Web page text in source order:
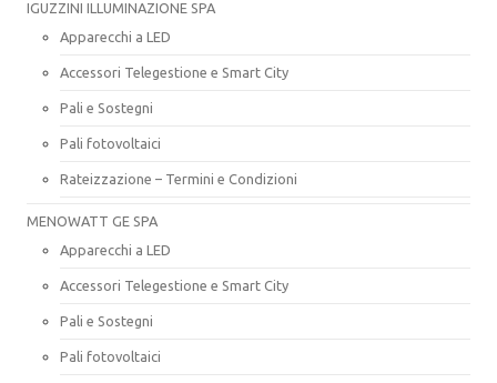
IGUZZINI ILLUMINAZIONE SPA
Apparecchi a LED
Accessori Telegestione e Smart City
Pali e Sostegni
Pali fotovoltaici
Rateizzazione – Termini e Condizioni
MENOWATT GE SPA
Apparecchi a LED
Accessori Telegestione e Smart City
Pali e Sostegni
Pali fotovoltaici